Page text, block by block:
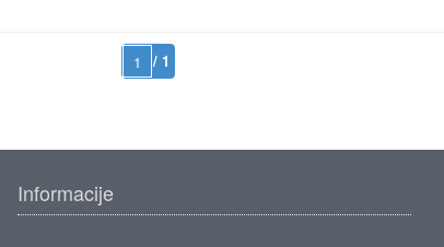
/ 1
Informacije